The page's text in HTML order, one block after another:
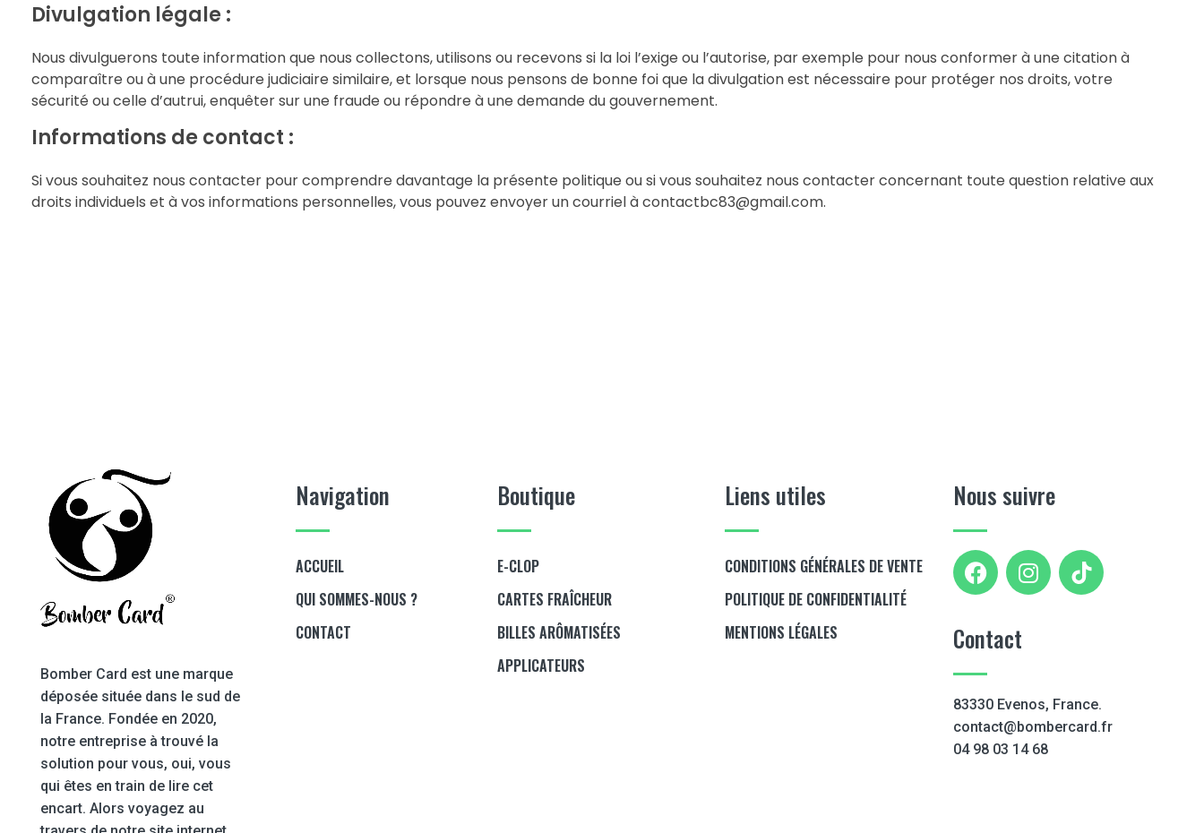
Divulgation légale :
Nous divulguerons toute information que nous collectons, utilisons ou recevons si la loi l’exige ou l’autorise, par exemple pour nous conformer à une citation à
comparaître ou à une procédure judiciaire similaire, et lorsque nous pensons de bonne foi que la divulgation est nécessaire pour protéger nos droits, votre
sécurité ou celle d’autrui, enquêter sur une fraude ou répondre à une demande du gouvernement.
Informations de contact :
Si vous souhaitez nous contacter pour comprendre davantage la présente politique ou si vous souhaitez nous contacter concernant toute question relative aux
droits individuels et à vos informations personnelles, vous pouvez envoyer un courriel à contactbc83@gmail.com.
Bomber Card est une marque
déposée située dans le sud de
la France. Fondée en 2020,
notre entreprise à trouvé la
solution pour vous, oui, vous
qui êtes en train de lire cet
encart. Alors voyagez au
Navigation
ACCUEIL
QUI SOMMES-NOUS ?
CONTACT
Boutique
E-CLOP
CARTES FRAÎCHEUR
BILLES ARÔMATISÉES
APPLICATEURS
Liens utiles
CONDITIONS GÉNÉRALES DE VENTE
POLITIQUE DE CONFIDENTIALITÉ
MENTIONS LÉGALES
Nous suivre
Contact
83330 Evenos, France.
contact@bombercard.fr
04 98 03 14 68